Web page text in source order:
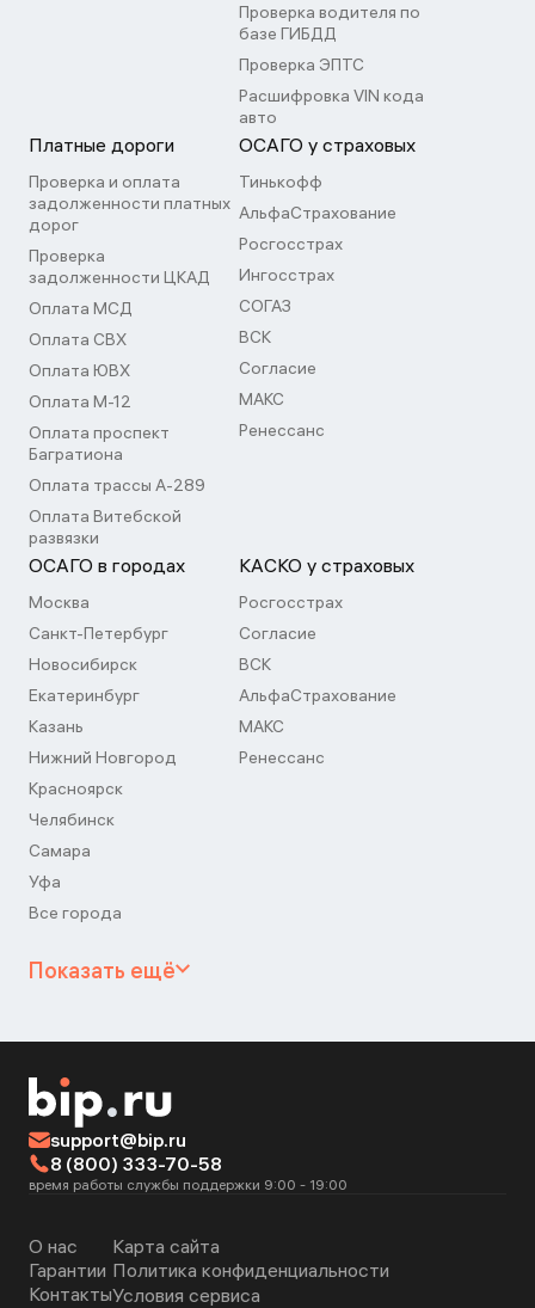
Проверка водителя по
базе ГИБДД
Проверка ЭПТС
Расшифровка VIN кода
авто
Платные дороги
Проверка и оплата
задолженности платных
дорог
Проверка
задолженности ЦКАД
Оплата МСД
Оплата СВХ
Оплата ЮВХ
Оплата М-12
Оплата проспект
Багратиона
Оплата трассы А-289
Оплата Витебской
развязки
ОСАГО у страховых
Тинькофф
АльфаСтрахование
Росгосстрах
Ингосстрах
СОГАЗ
ВСК
Согласие
МАКС
Ренессанс
ОСАГО в городах
Москва
Санкт-Петербург
Новосибирск
Екатеринбург
Казань
Нижний Новгород
Красноярск
Челябинск
Самара
Уфа
Все города
КАСКО у страховых
Росгосстрах
Согласие
ВСК
АльфаСтрахование
МАКС
Ренессанс
Показать ещё
support@bip.ru
8 (800) 333-70-58
время работы службы поддержки 9:00 - 19:00
О нас
Гарантии
Контакты
Карта сайта
Политика конфиденциальности
Условия сервиса